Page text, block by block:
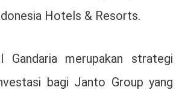
Hotels & Resorts.
Gandaria merupakan strategi
bagi Janto Group yang